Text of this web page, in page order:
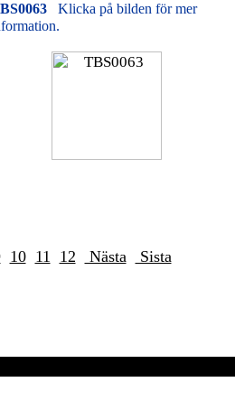
Klicka på bilden för mer
10 11 12 Nästa Sista